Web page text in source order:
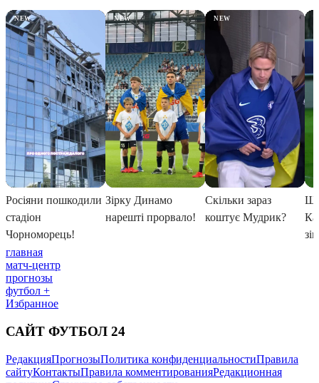
главная
матч-центр
прогнозы
футбол +
Избранное
САЙТ ФУТБОЛ 24
РедакцияПрогнозыПолитика конфиденциальностиПравила
сайтуКонтактыПравила комментированияРедакционная